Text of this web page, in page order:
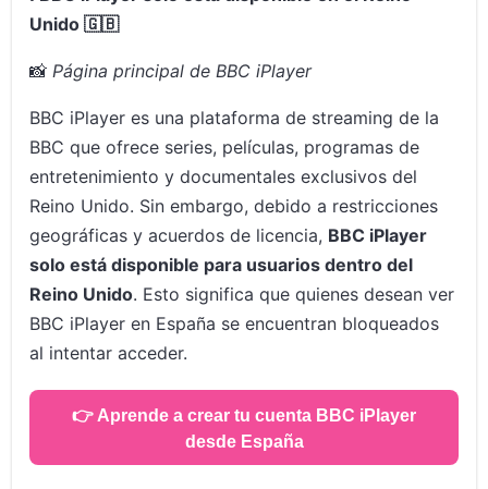
Unido 🇬🇧
📸Página principal de BBC iPlayer
BBC iPlayer es una plataforma de streaming de la
BBC que ofrece series, películas, programas de
entretenimiento y documentales exclusivos del
Reino Unido. Sin embargo, debido a restricciones
geográficas y acuerdos de licencia, BBC iPlayer
solo está disponible para usuarios dentro del
Reino Unido. Esto significa que quienes desean ver
BBC iPlayer en España se encuentran bloqueados
al intentar acceder.
👉 Aprende a crear tu cuenta BBC iPlayer
desde España